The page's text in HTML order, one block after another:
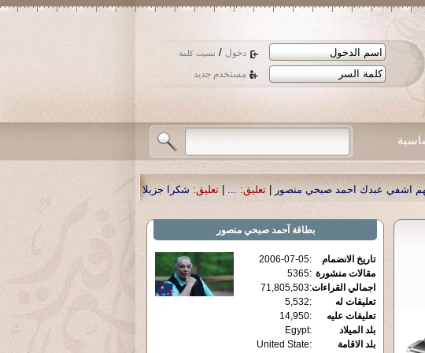
دخول / نسيت كلمة
مستخدم جديد
احمد صبحي منصور| تعليق: ...
|تعليق: شكرا جزيلا أستاذ حمد الحمد .أكرمكم الله .
بطاقة آحمد صبحي منصور
تاريخ الانضمام :
2006-07-05
مقالات منشورة :
5365
اجمالي القراءات:
71,805,503
تعليقات له
:
5,532
تعليقات عليه
:
14,950
بلد الميلاد
:
Egypt
بلد الاقامة
:
United State